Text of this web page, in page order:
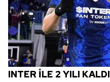
INTER İLE 2 YILI KALDI